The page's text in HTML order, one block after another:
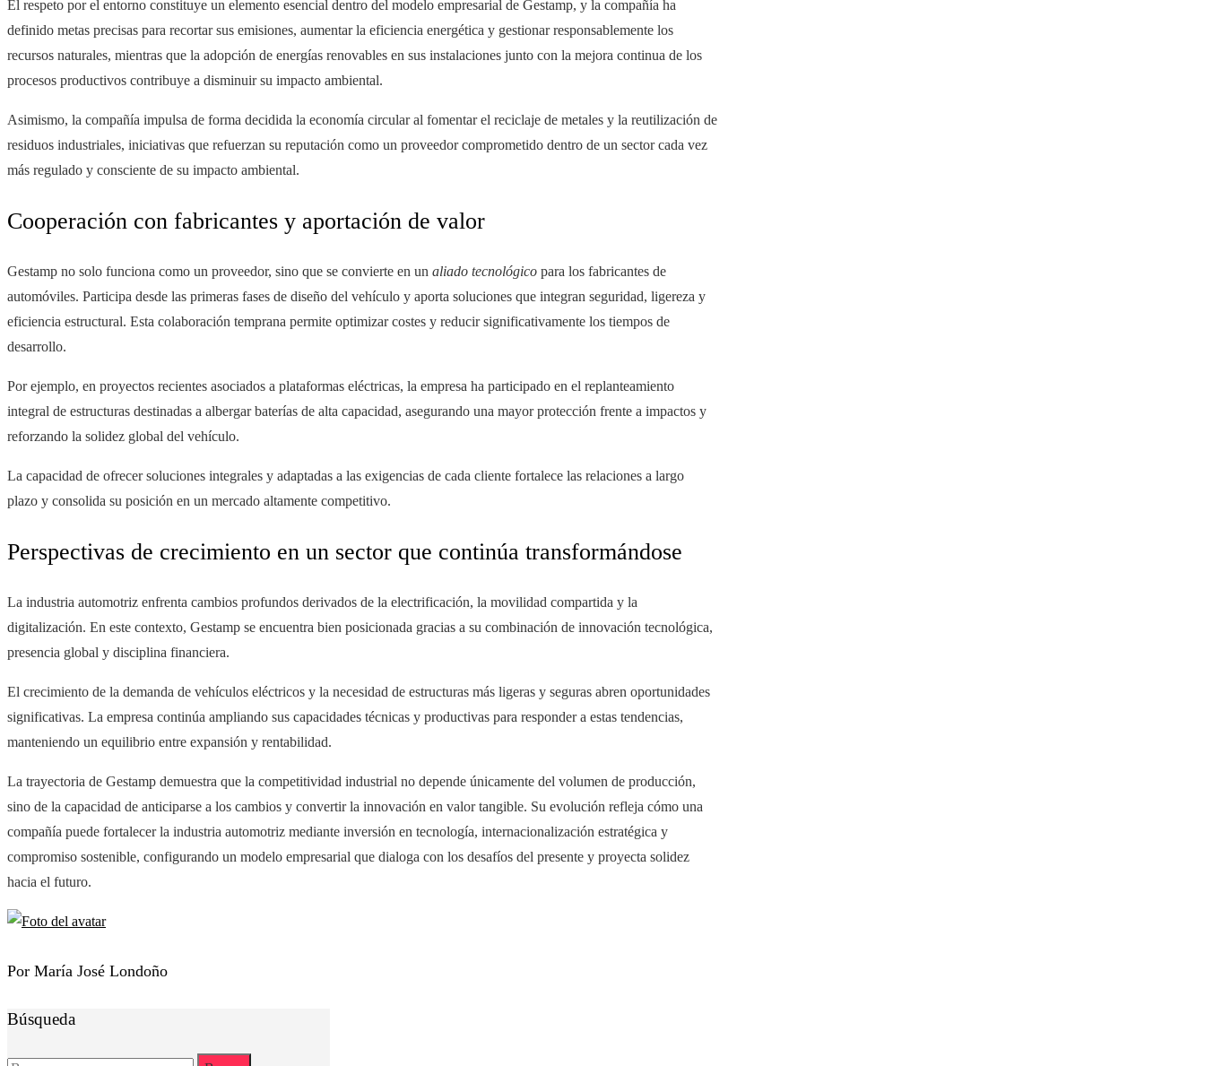
El respeto por el entorno constituye un elemento esencial dentro del modelo empresarial de Gestamp, y la compañía ha
definido metas precisas para recortar sus emisiones, aumentar la eficiencia energética y gestionar responsablemente los
recursos naturales, mientras que la adopción de energías renovables en sus instalaciones junto con la mejora continua de los
procesos productivos contribuye a disminuir su impacto ambiental.
Asimismo, la compañía impulsa de forma decidida la economía circular al fomentar el reciclaje de metales y la reutilización de
residuos industriales, iniciativas que refuerzan su reputación como un proveedor comprometido dentro de un sector cada vez
más regulado y consciente de su impacto ambiental.
Cooperación con fabricantes y aportación de valor
Gestamp no solo funciona como un proveedor, sino que se convierte en un aliado tecnológico para los fabricantes de
automóviles. Participa desde las primeras fases de diseño del vehículo y aporta soluciones que integran seguridad, ligereza y
eficiencia estructural. Esta colaboración temprana permite optimizar costes y reducir significativamente los tiempos de
desarrollo.
Por ejemplo, en proyectos recientes asociados a plataformas eléctricas, la empresa ha participado en el replanteamiento
integral de estructuras destinadas a albergar baterías de alta capacidad, asegurando una mayor protección frente a impactos y
reforzando la solidez global del vehículo.
La capacidad de ofrecer soluciones integrales y adaptadas a las exigencias de cada cliente fortalece las relaciones a largo
plazo y consolida su posición en un mercado altamente competitivo.
Perspectivas de crecimiento en un sector que continúa transformándose
La industria automotriz enfrenta cambios profundos derivados de la electrificación, la movilidad compartida y la
digitalización. En este contexto, Gestamp se encuentra bien posicionada gracias a su combinación de innovación tecnológica,
presencia global y disciplina financiera.
El crecimiento de la demanda de vehículos eléctricos y la necesidad de estructuras más ligeras y seguras abren oportunidades
significativas. La empresa continúa ampliando sus capacidades técnicas y productivas para responder a estas tendencias,
manteniendo un equilibrio entre expansión y rentabilidad.
La trayectoria de Gestamp demuestra que la competitividad industrial no depende únicamente del volumen de producción,
sino de la capacidad de anticiparse a los cambios y convertir la innovación en valor tangible. Su evolución refleja cómo una
compañía puede fortalecer la industria automotriz mediante inversión en tecnología, internacionalización estratégica y
compromiso sostenible, configurando un modelo empresarial que dialoga con los desafíos del presente y proyecta solidez
hacia el futuro.
Por María José Londoño
Búsqueda